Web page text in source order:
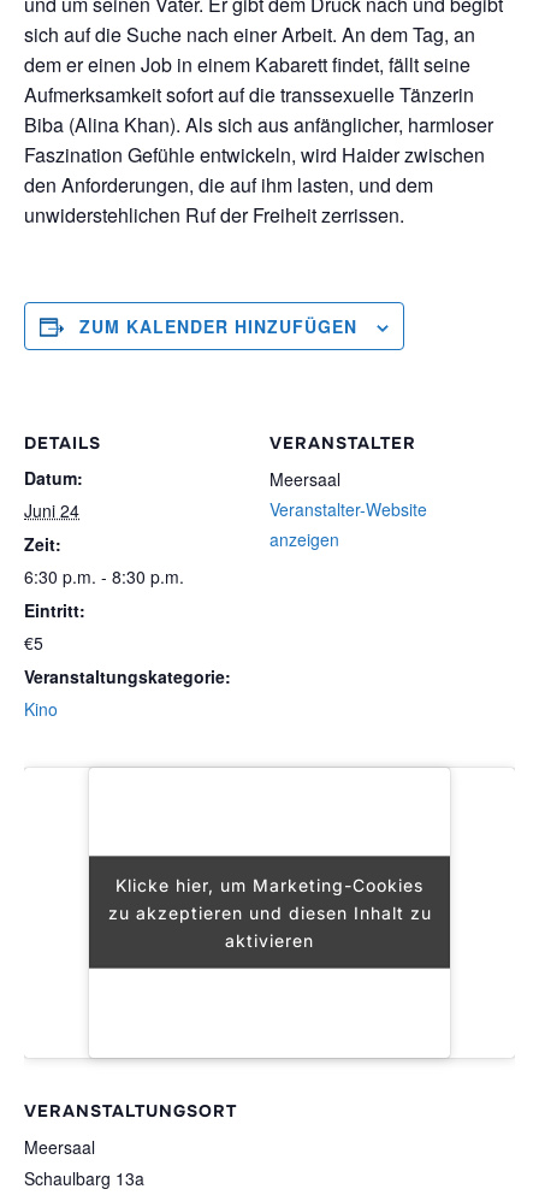
sich auf die Suche nach einer Arbeit. An dem Tag, an
dem er einen Job in einem Kabarett findet, fällt seine
Aufmerksamkeit sofort auf die transsexuelle Tänzerin
Biba (Alina Khan). Als sich aus anfänglicher, harmloser
Faszination Gefühle entwickeln, wird Haider zwischen
den Anforderungen, die auf ihm lasten, und dem
unwiderstehlichen Ruf der Freiheit zerrissen.
ZUM KALENDER HINZUFÜGEN
DETAILS
Datum:
Juni 24
Zeit:
6:30 p.m. - 8:30 p.m.
Eintritt:
€5
Veranstaltungskategorie:
Kino
VERANSTALTER
Meersaal
Veranstalter-Website
anzeigen
VERANSTALTUNGSORT
Meersaal
Schaulbarg 13a
Klicke hier, um Marketing-Cookies
zu akzeptieren und diesen Inhalt zu
aktivieren
Klicke hier, um Marketing-Cookies
zu akzeptieren und diesen Inhalt zu
aktivieren